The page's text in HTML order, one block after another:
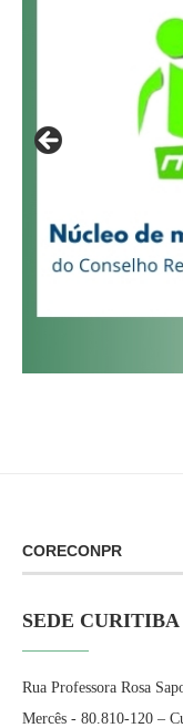
CORECONPR
SEDE CURITIBA
Rua Professora Rosa
Mercês - 80.810-120 –